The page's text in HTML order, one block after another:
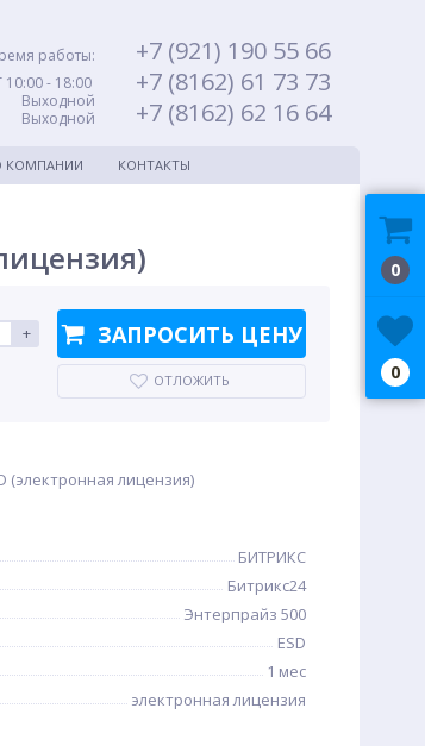
работы:
- 18:00
+7 (921) 190 55 66
+7 (8162) 61 73 73
+7 (8162) 62 16 64
КОМПАНИИ КОНТАКТЫ
+ ЗАПРОСИТЬ ЦЕНУ
ОТЛОЖИТЬ
(электронная лицензия)
БИТРИКС
Битрикс24
Энтерпрайз 500
ESD
1 мес
электронная лицензия
0
0